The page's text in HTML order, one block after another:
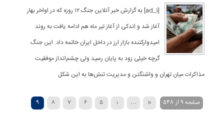
[ad_1] به گزارش خبر آنلاین جنگ ۱۲ روزه که در اواخر بهار
آغاز شد و اندکی از آغاز تیر ماه هم ادامه یافت به روند
امیدوارکننده بازار ارز در داخل ایران خاتمه داد. این جنگ
گرچه خیلی زود به پایان رسید ولی چشم‌انداز موفقیت
مذاکرات میان تهران و واشنگتن و مدیریت تنش‌ها به این شکل
صفحه 9 از 548 «
...
‹
5
6
7
8
9